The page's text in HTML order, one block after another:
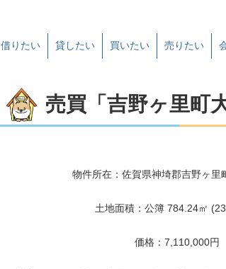
借りたい 貸したい 買いたい 売りたい
売買「吉野ヶ里町
物件所在：佐賀県神埼郡吉野ヶ里
土地面積：公簿 784.24㎡
価格：7,110,000円